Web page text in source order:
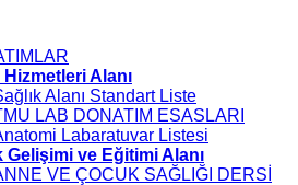
Hizmetleri Alanı
Alanı Standart Liste
LAB DONATIM ESASLARI
Labaratuvar Listesi
Gelişimi ve Eğitimi Alanı
VE ÇOCUK SAĞLIĞI DERSİ